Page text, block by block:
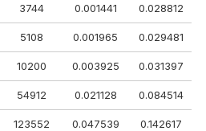
3744 0.001441 0.028812
5108 0.001965 0.029481
10200 0.003925 0.031397
54912 0.021128 0.084514
123552 0.047539 0.142617